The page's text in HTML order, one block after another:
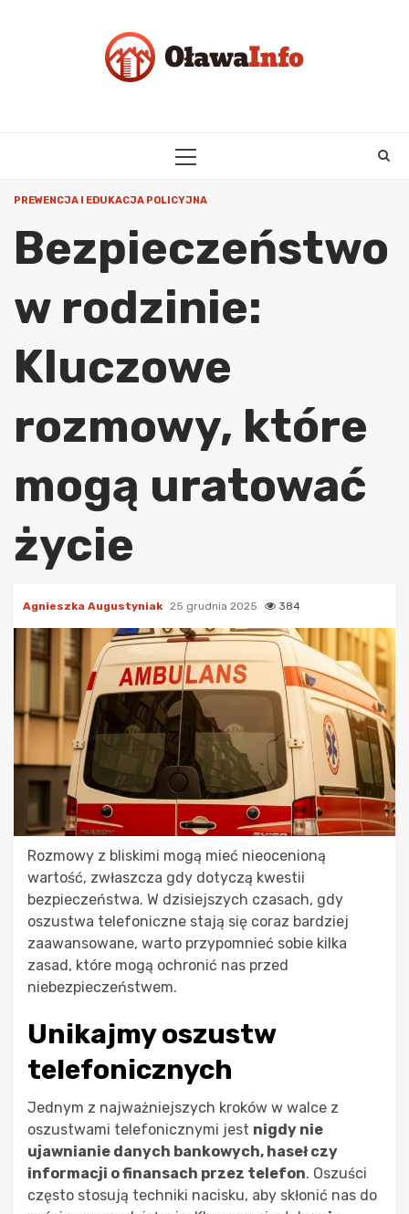
PRIMARY
PREWENCJA I EDUKACJA POLICYJNA
Bezpieczeństwo
w rodzinie:
Kluczowe
rozmowy, które
mogą uratować
życie
Agnieszka Augustyniak 25 grudnia 2025 384
Rozmowy z bliskimi mogą mieć nieocenioną
wartość, zwłaszcza gdy dotyczą kwestii
bezpieczeństwa. W dzisiejszych czasach, gdy
oszustwa telefoniczne stają się coraz bardziej
zaawansowane, warto przypomnieć sobie kilka
zasad, które mogą ochronić nas przed
niebezpieczeństwem.
Unikajmy oszustw
telefonicznych
Jednym z najważniejszych kroków w walce z
oszustwami telefonicznymi jest nigdy nie
ujawnianie danych bankowych, haseł czy
informacji o finansach przez telefon. Oszuści
często stosują techniki nacisku, aby skłonić nas do